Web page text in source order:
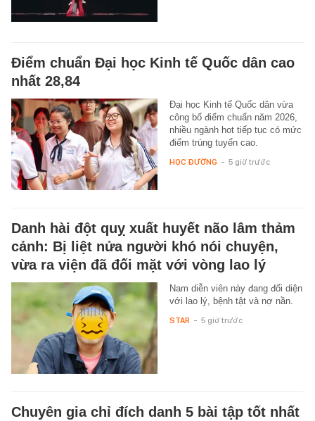
Điểm chuẩn Đại học Kinh tế Quốc dân cao
nhất 28,84
Đại học Kinh tế Quốc dân vừa
công bố điểm chuẩn năm 2026,
nhiều ngành hot tiếp tục có mức
điểm trúng tuyển cao.
HỌC ĐƯỜNG - 5 giờ trước
Danh hài đột quỵ xuất huyết não lâm thảm
cảnh: Bị liệt nửa người khó nói chuyện,
vừa ra viện đã đối mặt với vòng lao lý
Nam diễn viên này đang đối diện
với lao lý, bệnh tật và nợ nần.
STAR - 5 giờ trước
Chuyên gia chỉ đích danh 5 bài tập tốt nhất